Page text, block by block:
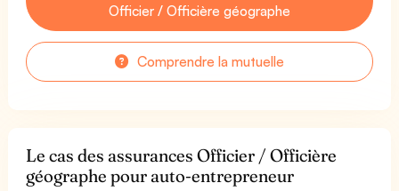
Officier / Officière géographe
Comprendre la mutuelle
Le cas des assurances Officier / Officière
géographe pour auto-entrepreneur